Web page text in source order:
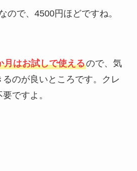
ので、4500円ほどですね。
月はお試しで使えるので、気
のが良いところです。クレ
ですよ。